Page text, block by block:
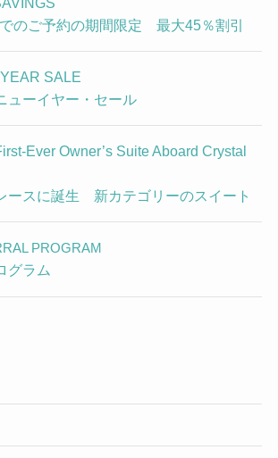
のご予約の期間限定 最大45％割引
SALE
ューイヤー・セール
Ever Owner’s Suite Aboard Crystal
ースに誕生 新カテゴリーのスイート
PROGRAM
グラム